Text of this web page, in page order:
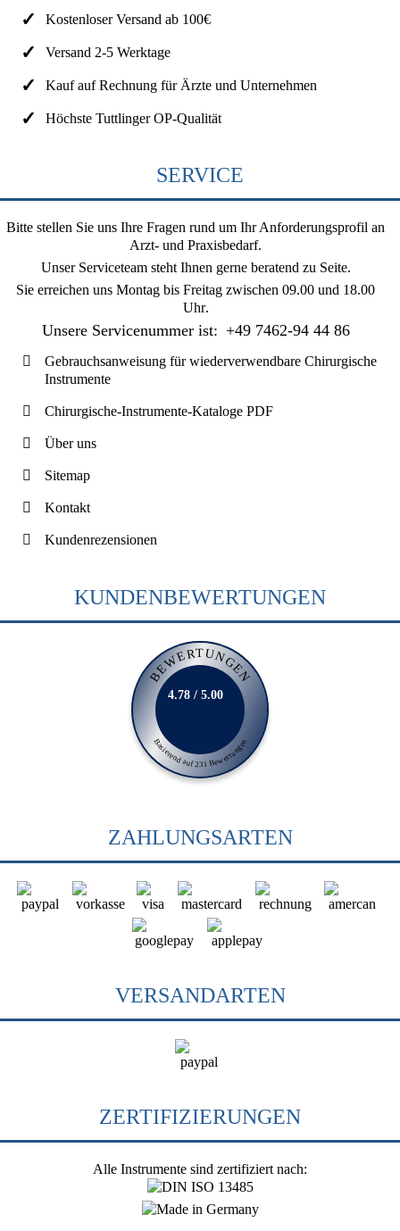
Kostenloser Versand ab 100€
Versand 2-5 Werktage
Kauf auf Rechnung für Ärzte und Unternehmen
Höchste Tuttlinger OP-Qualität
SERVICE
Bitte stellen Sie uns Ihre Fragen rund um Ihr Anforderungsprofil an
Arzt- und Praxisbedarf.
Unser Serviceteam steht Ihnen gerne beratend zu Seite.
Sie erreichen uns Montag bis Freitag zwischen 09.00 und 18.00
Uhr.
Unsere Servicenummer ist: +49 7462-94 44 86
Gebrauchsanweisung für wiederverwendbare Chirurgische
Instrumente
Chirurgische-Instrumente-Kataloge PDF
Über uns
Sitemap
Kontakt
Kundenrezensionen
KUNDENBEWERTUNGEN
BEWERTUNGEN
Basierend auf 231 Bewertungen
4.78 / 5.00
ZAHLUNGSARTEN
VERSANDARTEN
ZERTIFIZIERUNGEN
Alle Instrumente sind zertifiziert nach: